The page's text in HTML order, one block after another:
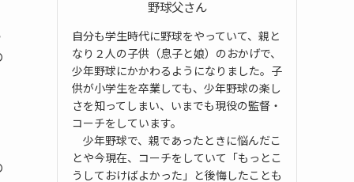
野球父さん
自分も学生時代に野球をやっていて、親と
なり２人の子供（息子と娘）のおかげで、
少年野球にかかわるようになりました。子
供が小学生を卒業しても、少年野球の楽し
さを知ってしまい、いまでも現役の監督・
コーチをしています。
少年野球で、親であったときに悩んだこ
とや今現在、コーチをしていて「もっとこ
うしておけばよかった」と後悔したことも